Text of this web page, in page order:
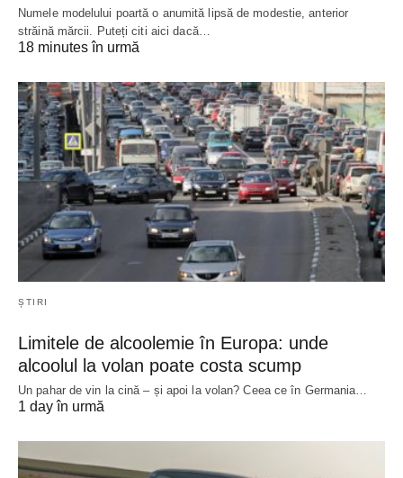
Numele modelului poartă o anumită lipsă de modestie, anterior
străină mărcii. Puteți citi aici dacă…
18 minutes în urmă
ȘTIRI
Limitele de alcoolemie în Europa: unde
alcoolul la volan poate costa scump
Un pahar de vin la cină – și apoi la volan? Ceea ce în Germania…
1 day în urmă